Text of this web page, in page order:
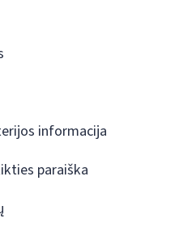
informacija
paraiška